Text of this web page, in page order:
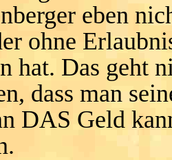
eben
ohne
hat. Das geht
dass man
DAS Geld